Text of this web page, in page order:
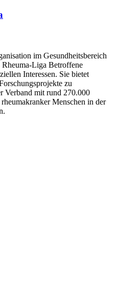
im Gesundheitsbereich
Liga Betroffene
Interessen. Sie bietet
zu
Verband mit rund 270.000
Menschen in der